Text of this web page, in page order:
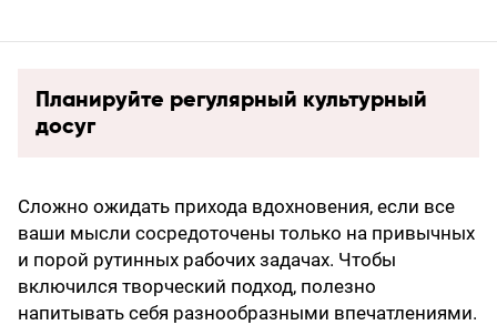
Планируйте регулярный культурный
досуг
Сложно ожидать прихода вдохновения, если все
ваши мысли сосредоточены только на привычных
и порой рутинных рабочих задачах. Чтобы
включился творческий подход, полезно
напитывать себя разнообразными впечатлениями.